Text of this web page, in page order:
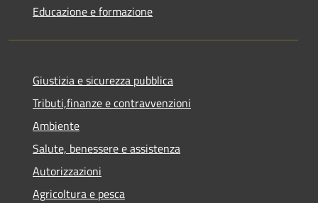
Educazione e formazione
Giustizia e sicurezza pubblica
Tributi,finanze e contravvenzioni
Ambiente
Salute, benessere e assistenza
Autorizzazioni
Agricoltura e pesca